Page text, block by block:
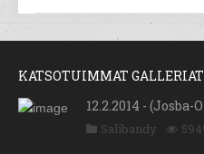
KATSOTUIMMAT GALLERIAT
12.2.2014 - (Josba-
Salibandy